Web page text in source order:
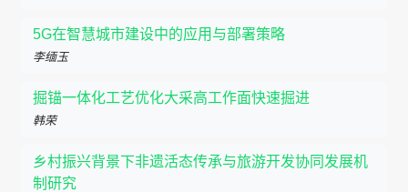
5G在智慧城市建设中的应用与部署策略
李缅玉
掘锚一体化工艺优化大采高工作面快速掘进
韩荣
乡村振兴背景下非遗活态传承与旅游开发协同发展机
制研究